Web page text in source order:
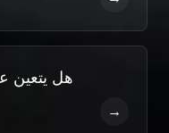
هل يتعين
→